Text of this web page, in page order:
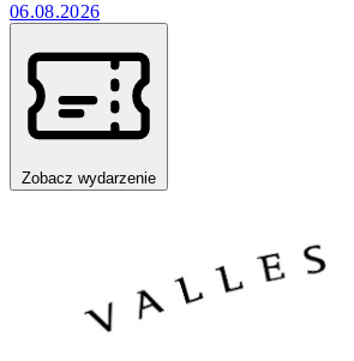
06.08.2026
Zobacz wydarzenie